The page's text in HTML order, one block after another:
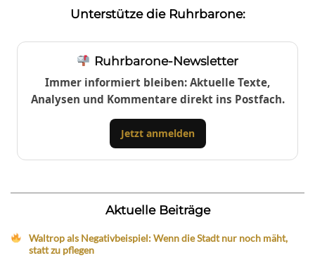
Unterstütze die Ruhrbarone:
Ruhrbarone-Newsletter
Immer informiert bleiben: Aktuelle Texte,
Analysen und Kommentare direkt ins Postfach.
Jetzt anmelden
Aktuelle Beiträge
Waltrop als Negativbeispiel: Wenn die Stadt nur noch mäht,
statt zu pflegen